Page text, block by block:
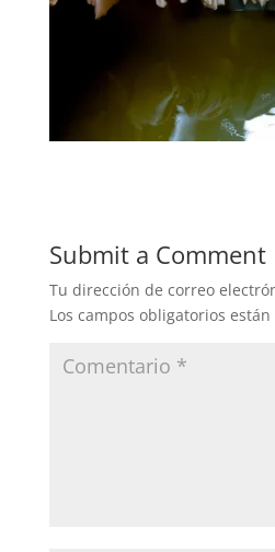
Submit a Comment
Tu dirección de correo
Los campos obligatorios